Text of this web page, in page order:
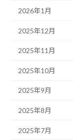
2026年1月
2025年12月
2025年11月
2025年10月
2025年9月
2025年8月
2025年7月